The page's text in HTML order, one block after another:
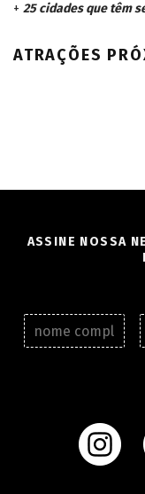
+ 25 cidades que têm
ATRAÇÕES
ASSINE NOSSA
N
o